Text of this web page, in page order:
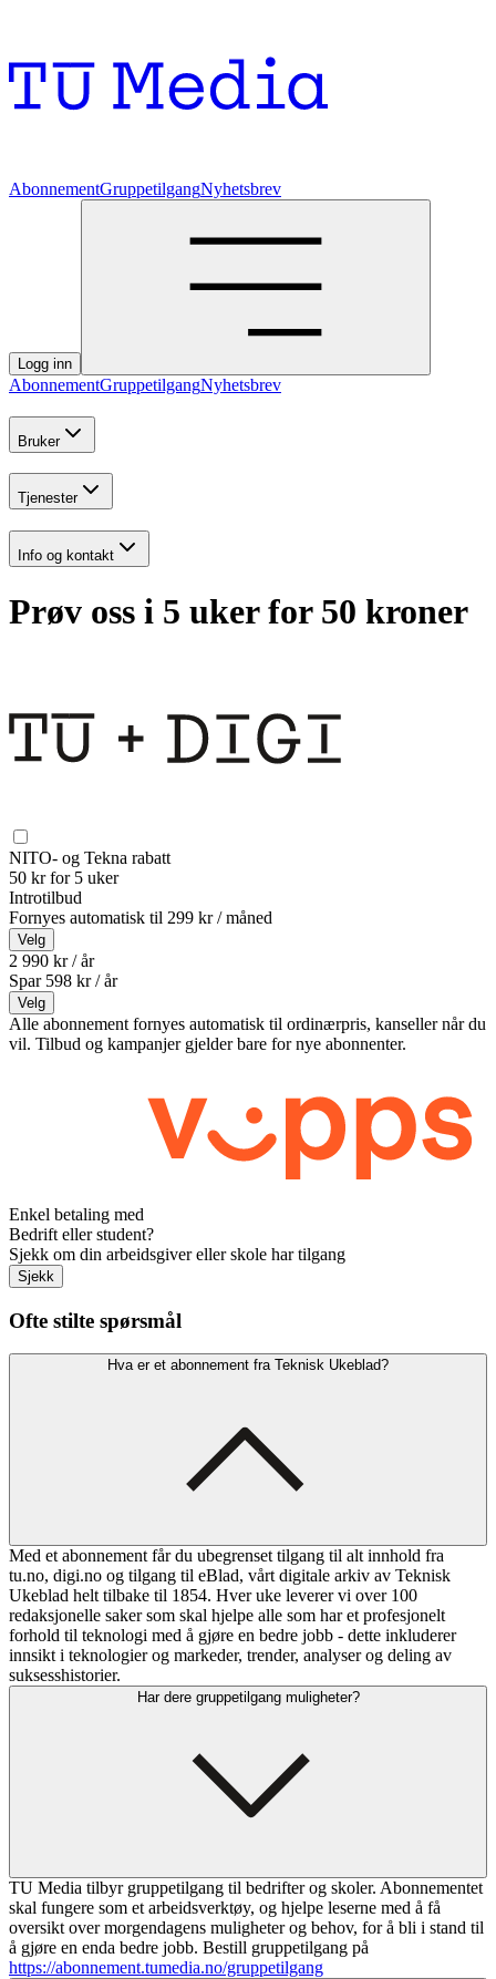
AbonnementGruppetilgangNyhetsbrev
Logg inn
AbonnementGruppetilgangNyhetsbrev
Bruker
Tjenester
Info og kontakt
Prøv oss i 5 uker for 50 kroner
NITO- og Tekna rabatt
50 kr for 5 uker
Introtilbud
Fornyes automatisk til 299 kr / måned
Velg
2 990 kr / år
Spar 598 kr /år
Velg
Alle abonnement fornyes automatisk til ordinærpris, kanseller når du
vil. Tilbud og kampanjer gjelder bare for nye abonnenter.
Enkel betaling med
Bedrift eller student?
Sjekk om din arbeidsgiver eller skole har tilgang
Sjekk
Ofte stilte spørsmål
Hva er et abonnement fra Teknisk Ukeblad?
Med et abonnement får du ubegrenset tilgang til alt innhold fra
tu.no, digi.no og tilgang til eBlad, vårt digitale arkiv av Teknisk
Ukeblad helt tilbake til 1854. Hver uke leverer vi over 100
redaksjonelle saker som skal hjelpe alle som har et profesjonelt
forhold til teknologi med å gjøre en bedre jobb - dette inkluderer
innsikt i teknologier og markeder, trender, analyser og deling av
suksesshistorier.
Har dere gruppetilgang muligheter?
TU Media tilbyr gruppetilgang til bedrifter og skoler. Abonnementet
skal fungere som et arbeidsverktøy, og hjelpe leserne med å få
oversikt over morgendagens muligheter og behov, for å bli i stand til
å gjøre en enda bedre jobb. Bestill gruppetilgang på
https://abonnement.tumedia.no/gruppetilgang